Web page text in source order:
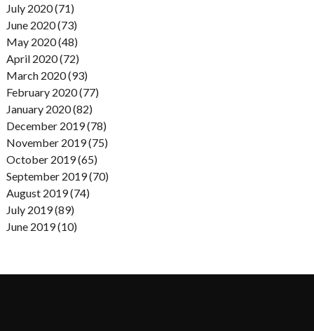
July 2020 (71)
June 2020 (73)
May 2020 (48)
April 2020 (72)
March 2020 (93)
February 2020 (77)
January 2020 (82)
December 2019 (78)
November 2019 (75)
October 2019 (65)
September 2019 (70)
August 2019 (74)
July 2019 (89)
June 2019 (10)